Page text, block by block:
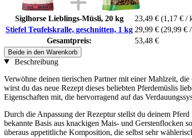
Siglhorse Lieblings-Müsli, 20 kg 23,49 € (1,17 € /
Stiefel Teufelskralle, geschnitten, 1 kg 29,99 € (29,99 €
Gesamtpreis:
53,48 €
Beide in den Warenkorb
Beschreibung
Verwöhne deinen tierischen Partner mit einer Mahlzeit,
wirst du das neue Rezept dieses beliebten Pferdemüslis
Eigenschaften mit, die hervorragend auf das
Durch die Anpassung der Rezeptur stellst du deinem
bekannte Basis aus knackigen Mais- und Gerstenflocken
überaus appetitliche Komposition, die selbst sehr